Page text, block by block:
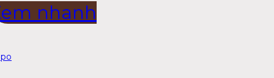
nhanh